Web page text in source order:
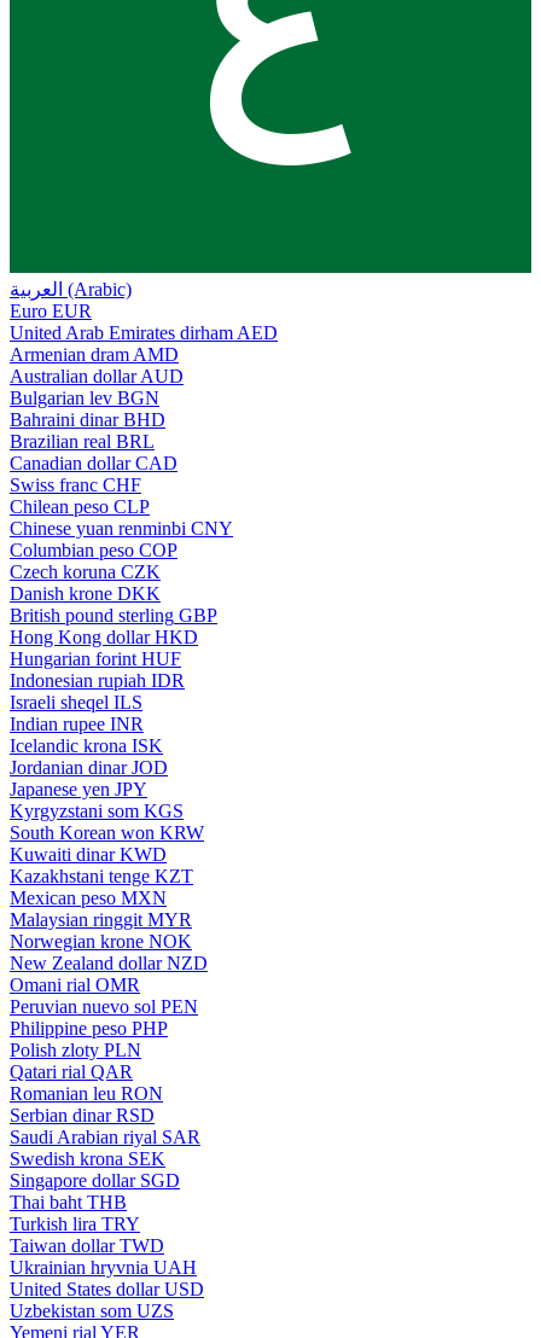
العربية (Arabic)
Euro EUR
United Arab Emirates dirham AED
Armenian dram AMD
Australian dollar AUD
Bulgarian lev BGN
Bahraini dinar BHD
Brazilian real BRL
Canadian dollar CAD
Swiss franc CHF
Chilean peso CLP
Chinese yuan renminbi CNY
Columbian peso COP
Czech koruna CZK
Danish krone DKK
British pound sterling GBP
Hong Kong dollar HKD
Hungarian forint HUF
Indonesian rupiah IDR
Israeli sheqel ILS
Indian rupee INR
Icelandic krona ISK
Jordanian dinar JOD
Japanese yen JPY
Kyrgyzstani som KGS
South Korean won KRW
Kuwaiti dinar KWD
Kazakhstani tenge KZT
Mexican peso MXN
Malaysian ringgit MYR
Norwegian krone NOK
New Zealand dollar NZD
Omani rial OMR
Peruvian nuevo sol PEN
Philippine peso PHP
Polish zloty PLN
Qatari rial QAR
Romanian leu RON
Serbian dinar RSD
Saudi Arabian riyal SAR
Swedish krona SEK
Singapore dollar SGD
Thai baht THB
Turkish lira TRY
Taiwan dollar TWD
Ukrainian hryvnia UAH
United States dollar USD
Uzbekistan som UZS
Yemeni rial YER